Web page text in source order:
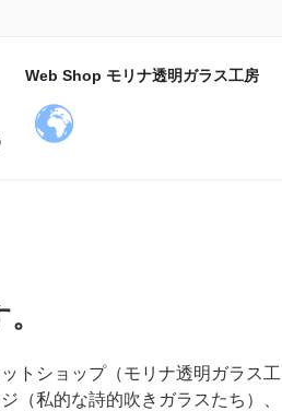
日記
いる。
Web Shop モリナ透明ガラス工房
トショップ（モリナ透明ガラス工
（私的な詩的吹きガラスたち）、